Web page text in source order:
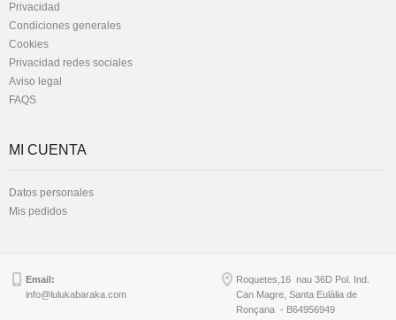
Privacidad
Condiciones generales
Cookies
Privacidad redes sociales
Aviso legal
FAQS
MI CUENTA
Datos personales
Mis pedidos
Email:
info@lulukabaraka.com
Roquetes,16 nau 36D Pol. Ind.
Can Magre, Santa Eulàlia de
Ronçana - B64956949